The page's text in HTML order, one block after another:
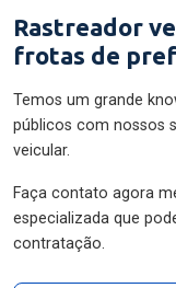
Rastreador
frotas de
Temos um grande
públicos com nossos
veicular.
Faça contato agora
especializada que
contratação.